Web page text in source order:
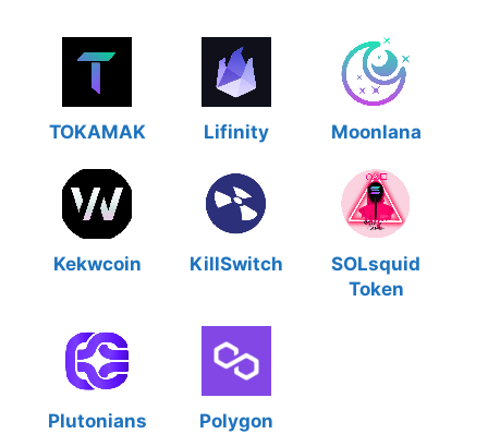
TOKAMAK Lifinity Moonlana
Kekwcoin KillSwitch
SOLsquid
Token
Plutonians Polygon